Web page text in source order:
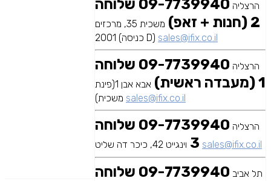
הרצליה
09-7739940 שלוחה
2 (חנות + זאפ)
משכית 35, מרכזים
2001 (כניסה D) sales@ifix.co.il
הרצליה
09-7739940 שלוחה
1 (מעבדה ראשית)
אבא אבן 1(פינת
משכית) sales@ifix.co.il
הרצליה
09-7739940 שלוחה
3 וינגייט 42, כיכר דה שליט sales@ifix.co.il
תל אביב
09-7739940 שלוחה